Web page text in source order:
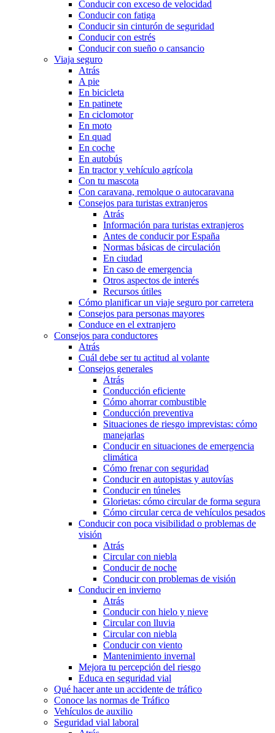
Conducir con exceso de velocidad
Conducir con fatiga
Conducir sin cinturón de seguridad
Conducir con estrés
Conducir con sueño o cansancio
Viaja seguro
Atrás
A pie
En bicicleta
En patinete
En ciclomotor
En moto
En quad
En coche
En autobús
En tractor y vehículo agrícola
Con tu mascota
Con caravana, remolque o autocaravana
Consejos para turistas extranjeros
Atrás
Información para turistas extranjeros
Antes de conducir por España
Normas básicas de circulación
En ciudad
En caso de emergencia
Otros aspectos de interés
Recursos útiles
Cómo planificar un viaje seguro por carretera
Consejos para personas mayores
Conduce en el extranjero
Consejos para conductores
Atrás
Cuál debe ser tu actitud al volante
Consejos generales
Atrás
Conducción eficiente
Cómo ahorrar combustible
Conducción preventiva
Situaciones de riesgo imprevistas: cómo
manejarlas
Conducir en situaciones de emergencia
climática
Cómo frenar con seguridad
Conducir en autopistas y autovías
Conducir en túneles
Glorietas: cómo circular de forma segura
Cómo circular cerca de vehículos pesados
Conducir con poca visibilidad o problemas de
visión
Atrás
Circular con niebla
Conducir de noche
Conducir con problemas de visión
Conducir en invierno
Atrás
Conducir con hielo y nieve
Circular con lluvia
Circular con niebla
Conducir con viento
Mantenimiento invernal
Mejora tu percepción del riesgo
Educa en seguridad vial
Qué hacer ante un accidente de tráfico
Conoce las normas de Tráfico
Vehículos de auxilio
Seguridad vial laboral